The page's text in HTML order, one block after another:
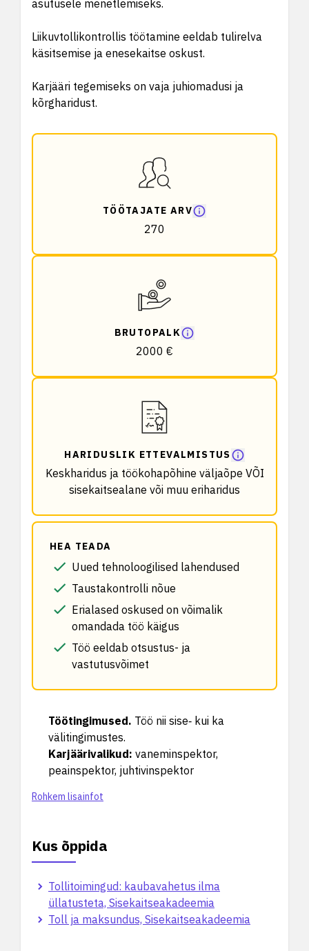
asutusele menetlemiseks.
Liikuvtollikontrollis töötamine eeldab tulirelva
käsitsemise ja enesekaitse oskust.
Karjääri tegemiseks on vaja juhiomadusi ja
kõrgharidust.
TÖÖTAJATE ARV
270
BRUTOPALK
2000 €
HARIDUSLIK ETTEVALMISTUS
Keskharidus ja töökohapõhine väljaõpe VÕI
sisekaitsealane või muu eriharidus
HEA TEADA
Uued tehnoloogilised lahendused
Taustakontrolli nõue
Erialased oskused on võimalik
omandada töö käigus
Töö eeldab otsustus- ja
vastutusvõimet
Töötingimused. Töö nii sise‑ kui ka
välitingimustes.
Karjäärivalikud: vaneminspektor,
peainspektor, juhtivinspektor
Rohkem lisainfot
Kus õppida
Tollitoimingud: kaubavahetus ilma
üllatusteta, Sisekaitseakadeemia
Toll ja maksundus, Sisekaitseakadeemia